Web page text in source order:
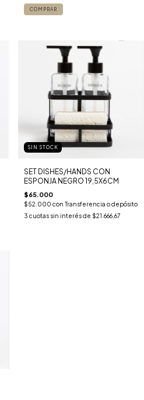
SIN STOCK
SET DISHES/HANDS CON
ESPONJA NEGRO 19,5X6CM
$65.000
$52.000 con Transferencia o depósito
3 cuotas sin interés de $21.666,67